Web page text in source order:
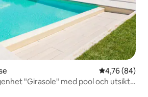
4,76 av 5 i
4,76 (84)
"Girasole" med pool och utsikt